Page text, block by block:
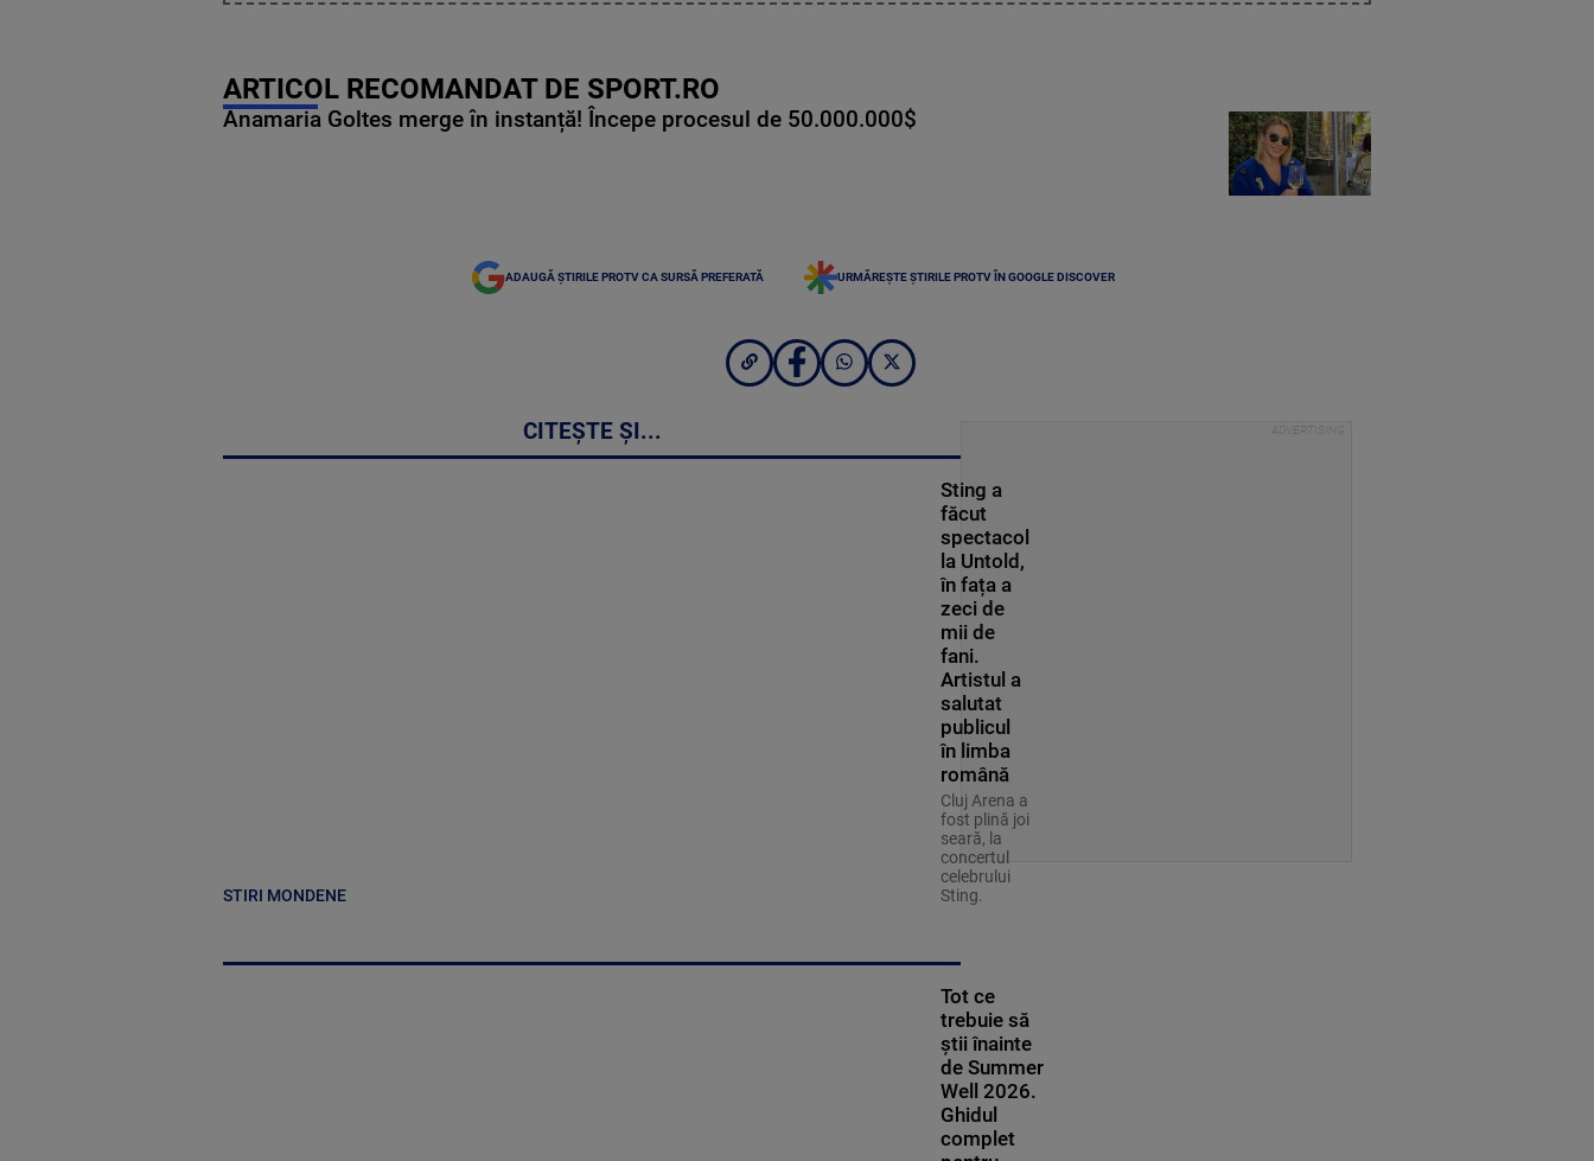
ARTICOL RECOMANDAT DE SPORT.RO
Anamaria Goltes merge în instanță! Începe procesul de 50.000.000$
ADAUGĂ ȘTIRILE PROTV CA SURSĂ PREFERATĂ URMĂREȘTE ȘTIRILE PROTV ÎN GOOGLE DISCOVER
CITEȘTE ȘI...
STIRI MONDENE
Sting a
făcut
spectacol
la Untold,
în fața a
zeci de
mii de
fani.
Artistul a
salutat
publicul
în limba
română
Cluj Arena a
fost plină joi
seară, la
concertul
celebrului
Sting.
Tot ce
trebuie să
știi înainte
de Summer
Well 2026.
Ghidul
complet